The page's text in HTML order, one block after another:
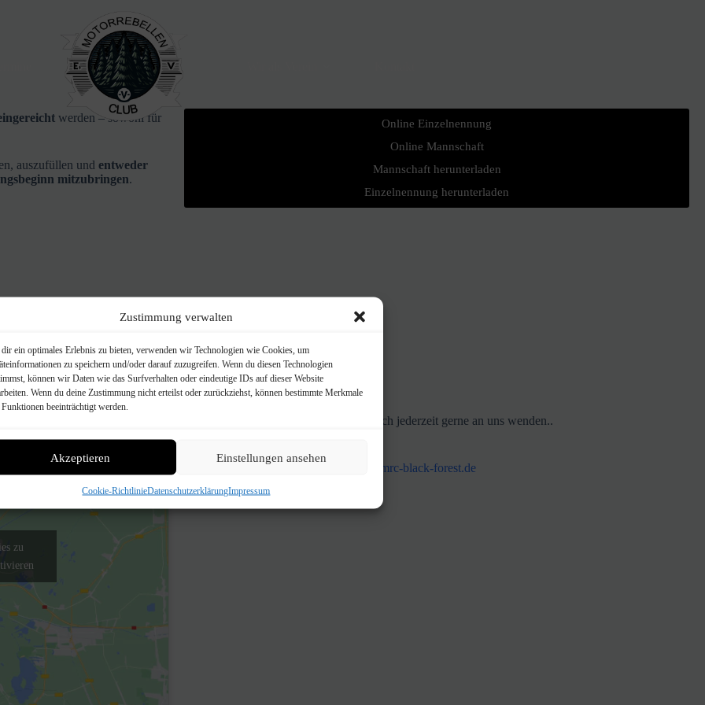
Zustimmung verwalten
ein optimales Erlebnis zu bieten, verwenden wir Technologien wie Cookies, um
zu speichern und/oder darauf zuzugreifen. Wenn du diesen Technologien
können wir Daten wie das Surfverhalten oder eindeutige IDs auf dieser Website
Wenn du deine Zustimmung nicht erteilst oder zurückziehst, können bestimmte Merkmale
beeinträchtigt werden.
Akzeptieren Einstellungen ansehen
Cookie-RichtlinieDatenschutzerklärungImpressum
werden – sowohl für
auszufüllen und entweder
mitzubringen.
Online Einzelnennung
Online Mannschaft
Mannschaft herunterladen
Einzelnennung herunterladen
statt.
zu
Sollten Sie Fragen haben, können Sie sich jederzeit gerne an uns wenden..
Veranstaltungsleiter:Volker Apitzsch
E-Mail für Nennungen:
anmeldung@mrc-black-forest.de